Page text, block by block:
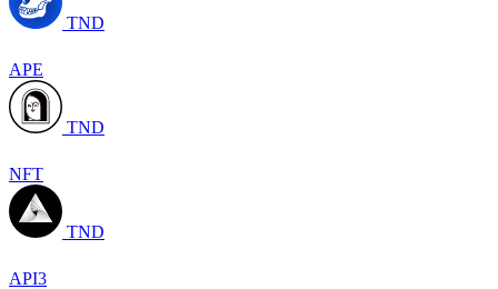
TND
APE
TND
NFT
TND
API3